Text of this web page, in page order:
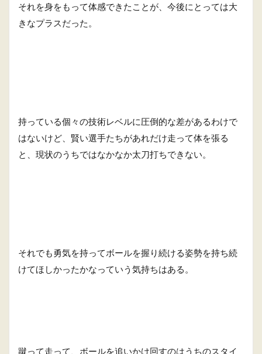
それを身をもって体感できたことが、今後にとっては大
きなプラスだった。
持っている個々の技術レベルに圧倒的な差があるわけで
はないけど、賢い選手たちがあれだけ走って体を張る
と、現状のうちではなかなか太刀打ちできない。
それでも勇気を持ってボールを握り続ける姿勢を持ち続
けてほしかったかなっていう気持ちはある。
蹴って走って、ボールを追いかけ回すのはうちのスタイ